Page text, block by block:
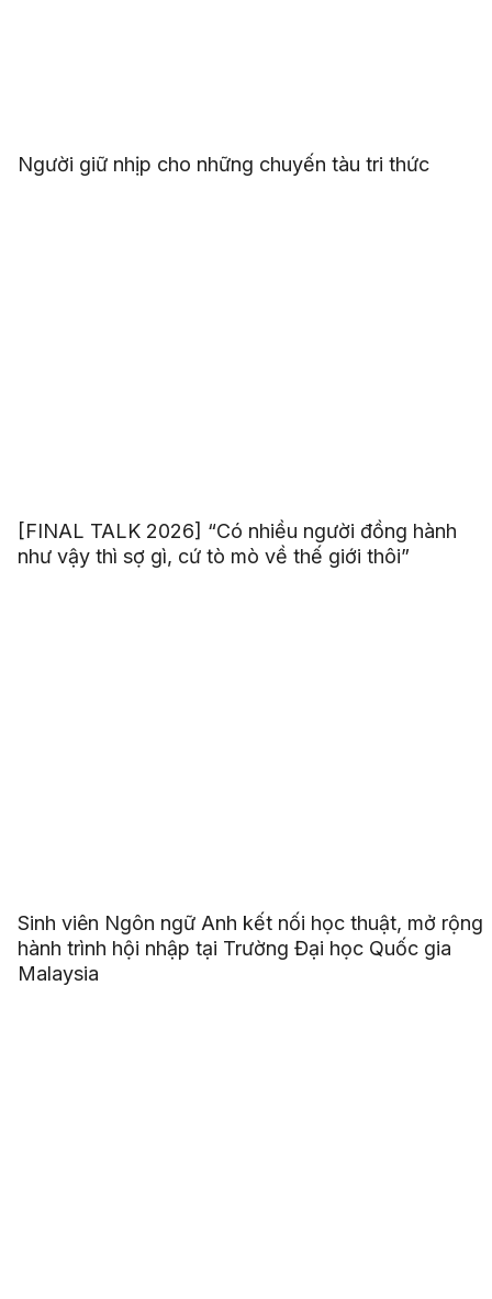
Người giữ nhịp cho những chuyến tàu tri thức
[FINAL TALK 2026] “Có nhiều người đồng hành
như vậy thì sợ gì, cứ tò mò về thế giới thôi”
Sinh viên Ngôn ngữ Anh kết nối học thuật, mở rộng
hành trình hội nhập tại Trường Đại học Quốc gia
Malaysia